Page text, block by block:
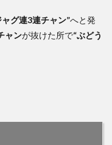
ャグ連3連チャン”へと発
ャンが抜けた所で“ぶどう